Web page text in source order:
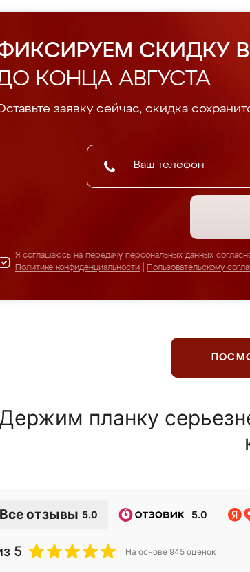
СКИДКУ В
КОНЦА АВГУСТА
заявку сейчас, скидка
Я соглашаюсь на передачу персональных данных
Политике конфиденциальности
Пользовательскому
планку
Все отзывы 5.0 5.0
5 На основе 945 оценок